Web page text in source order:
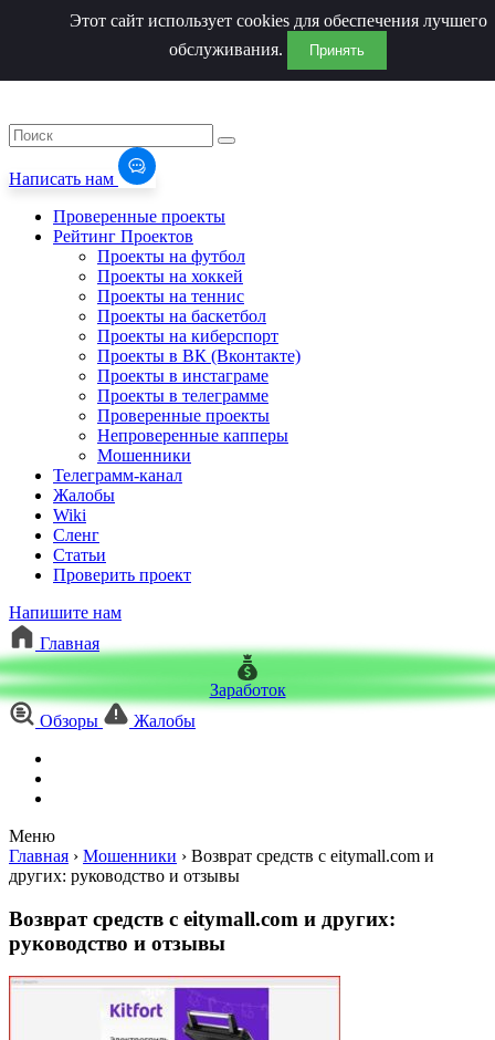
Написать нам
Проверенные проекты
Рейтинг Проектов
Проекты на футбол
Проекты на хоккей
Проекты на теннис
Проекты на баскетбол
Проекты на киберспорт
Проекты в ВК (Вконтакте)
Проекты в инстаграме
Проекты в телеграмме
Проверенные проекты
Непроверенные капперы
Мошенники
Телеграмм-канал
Жалобы
Wiki
Сленг
Статьи
Проверить проект
Напишите нам
Главная
Заработок
Обзоры
Жалобы
Меню
Этот сайт использует cookies для обеспечения лучшего
обслуживания.
Принять
Главная › Мошенники › Возврат средств с eitymall.com и
других: руководство и отзывы
Возврат средств с eitymall.com и других:
руководство и отзывы